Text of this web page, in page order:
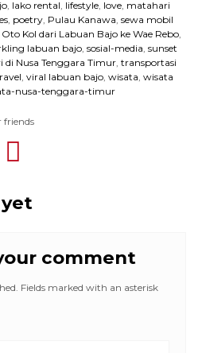
lako rental lifestyle love matahari
poetry Pulau Kanawa sewa mobil
Oto Kol dari Labuan Bajo ke Wae Rebo
labuan bajo sosial-media sunset
di Nusa Tenggara Timur transportasi
viral labuan bajo wisata wisata
nusa-tenggara-timur
friends
comment
Fields marked with an asterisk